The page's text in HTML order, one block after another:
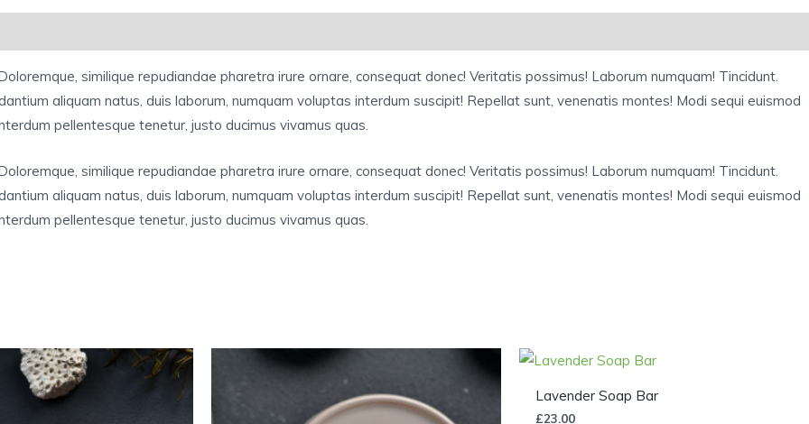
similique repudiandae pharetra irure ornare, consequat donec! Veritatis possimus! Laborum numquam! Tincidunt.
aliquam natus, duis laborum, numquam voluptas interdum suscipit! Repellat sunt, venenatis montes! Modi sequi euismod
pellentesque tenetur, justo ducimus vivamus quas.
similique repudiandae pharetra irure ornare, consequat donec! Veritatis possimus! Laborum numquam! Tincidunt.
aliquam natus, duis laborum, numquam voluptas interdum suscipit! Repellat sunt, venenatis montes! Modi sequi euismod
pellentesque tenetur, justo ducimus vivamus quas.
Lavender Soap Bar
£23.00